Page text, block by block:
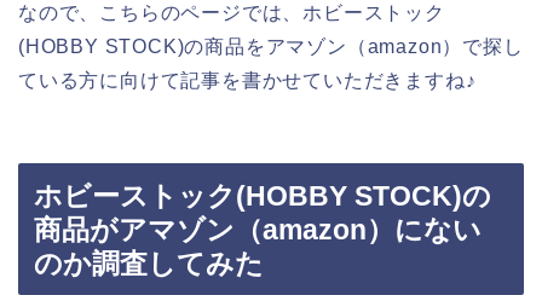
なので、こちらのページでは、ホビーストック
(HOBBY STOCK)の商品をアマゾン（amazon）で探し
ている方に向けて記事を書かせていただきますね♪
ホビーストック(HOBBY STOCK)の
商品がアマゾン（amazon）にない
のか調査してみた